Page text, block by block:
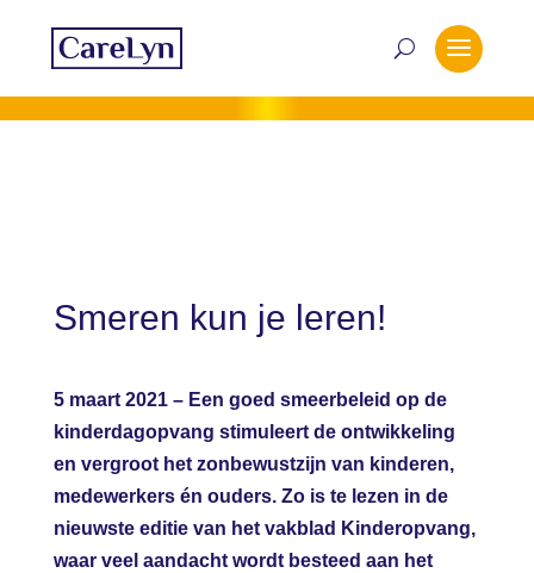
Smeren kun je leren!
5 maart 2021 – Een goed smeerbeleid op de
kinderdagopvang stimuleert de ontwikkeling
en vergroot het zonbewustzijn van kinderen,
medewerkers én ouders. Zo is te lezen in de
nieuwste editie van het vakblad Kinderopvang,
waar veel aandacht wordt besteed aan het